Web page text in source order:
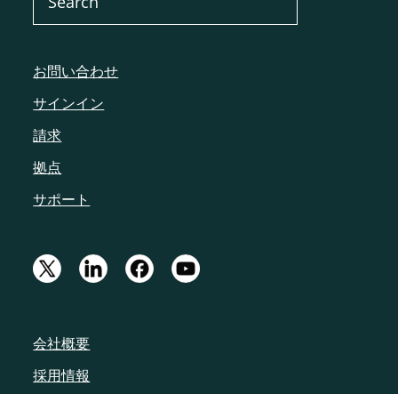
お問い合わせ
サインイン
請求
拠点
サポート
会社概要
採用情報